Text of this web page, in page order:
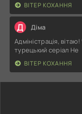
ВІТЕР КОХАННЯ
Д Діма
Адміністрація,
турецький серіал Не
ВІТЕР КОХАННЯ